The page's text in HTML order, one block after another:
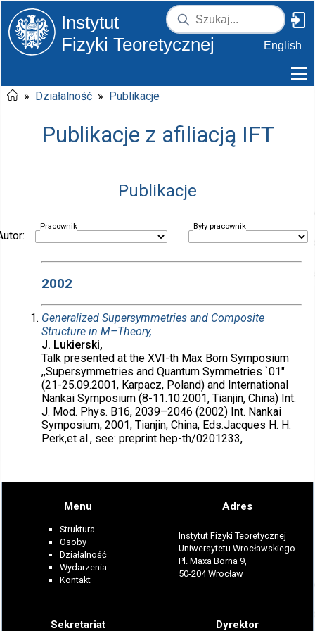
Instytut
Fizyki Teoretycznej
English
» Działalność » Publikacje
Publikacje z afiliacją IFT
Publikacje
Pracownik Były pracownik
2002
Generalized Supersymmetries and Composite
Structure in M–Theory,
J. Lukierski,
Talk presented at the XVI-th Max Born Symposium
,,Supersymmetries and Quantum Symmetries `01"
(21-25.09.2001, Karpacz, Poland) and International
Nankai Symposium (8-11.10.2001, Tianjin, China) Int.
J. Mod. Phys. B16, 2039–2046 (2002) Int. Nankai
Symposium, 2001, Tianjin, China, Eds.Jacques H. H.
Perk,et al., see: preprint hep-th/0201233,
Menu
Struktura
Osoby
Działalność
Wydarzenia
Kontakt
Adres
Instytut Fizyki Teoretycznej
Uniwersytetu Wrocławskiego
Pl. Maxa Borna 9,
50-204 Wrocław
Sekretariat Dyrektor